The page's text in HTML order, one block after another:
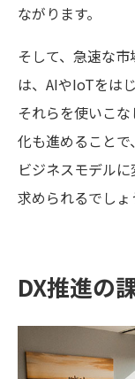
ながります。
そして、急速な
は、AIやIoTをは
それらを使いこ
化も進めること
ビジネスモデル
求められるでしょ
DX推進の